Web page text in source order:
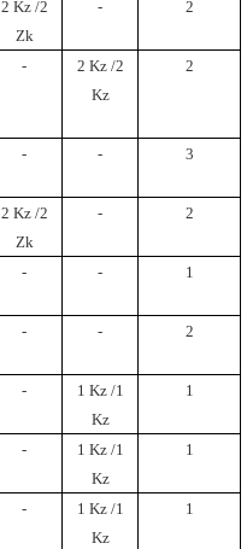
2 Kz /2
Zk
- 2
-
2 Kz /2
Kz
2
- - 3
2 Kz /2
Zk
- 2
- - 1
- - 2
-
1 Kz /1
Kz
1
-
1 Kz /1
Kz
1
-
1 Kz /1
Kz
1